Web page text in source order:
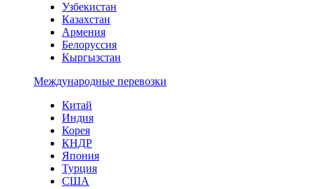
Узбекистан
Казахстан
Армения
Белоруссия
Кыргызстан
Международные перевозки
Китай
Индия
Корея
КНДР
Япония
Турция
США